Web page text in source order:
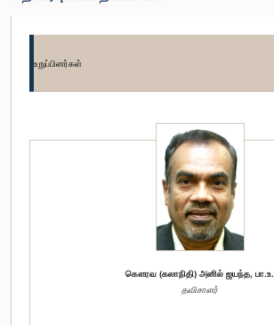
உறுப்பினர்கள்
கௌரவ (கலாநிதி) அனில் ஜயந்த, பா.உ.
தவிசாளர்